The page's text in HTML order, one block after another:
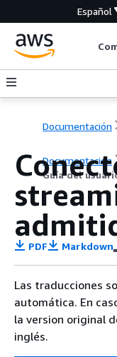
Español
Documentación
Documentación
Guía del
PDF Markdown
Las traducciones
automática. En
la version original
inglés.